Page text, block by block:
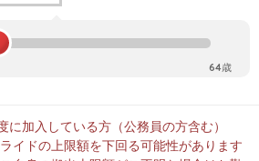
64歳
に加入している方（公務員の方含む）
イドの上限額を下回る可能性があります